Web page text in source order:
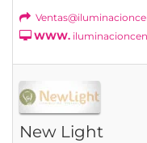
WWW.
New Light